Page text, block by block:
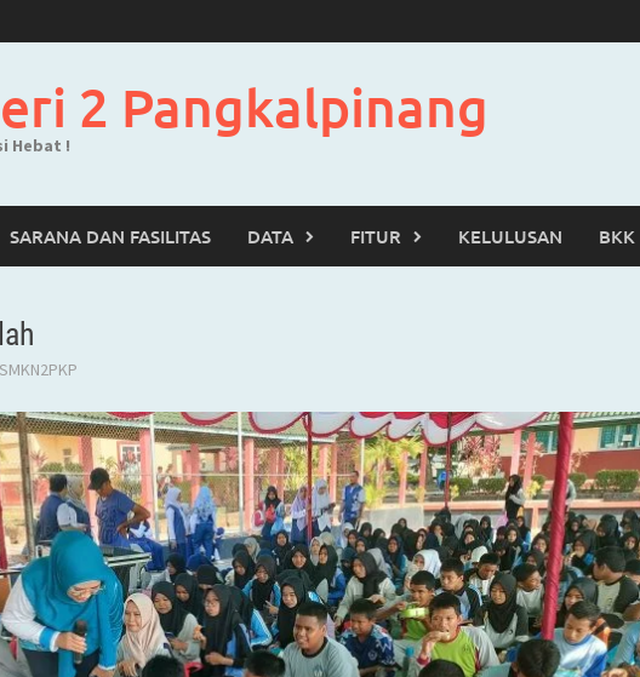
2 Pangkalpinang
Hebat !
SARANA DAN FASILITAS DATA FITUR KELULUSAN BKK